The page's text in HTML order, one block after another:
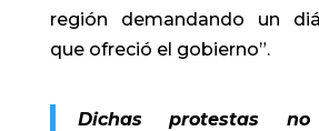
región demandando un
que ofreció el gobierno”.
Dichas protestas no